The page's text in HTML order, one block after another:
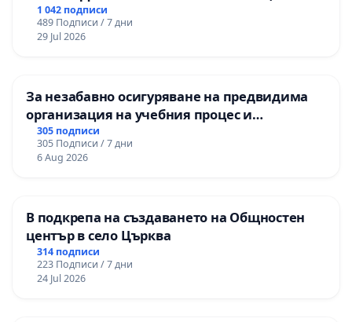
НА ТЕРИТОРИЯТА НА ПРИРОДНА
ЗАБЕЛЕЖИТЕЛНОСТ „ХЪЛМ НА
ОСВОБОДИТЕЛИТЕ“ (БУНАРДЖИК)
1 042 подписи
489 Подписи / 7 дни
29 Jul 2026
За незабавно осигуряване на предвидима
организация на учебния процес и
гарантиране на правото на равнопоставено
и качествено образование на учениците от
ОУ „Княз Александър I“ и Хуманитарна
305 подписи
305 Подписи / 7 дни
6 Aug 2026
В подкрепа на създаването на Общностен
център в село Църква
314 подписи
223 Подписи / 7 дни
24 Jul 2026